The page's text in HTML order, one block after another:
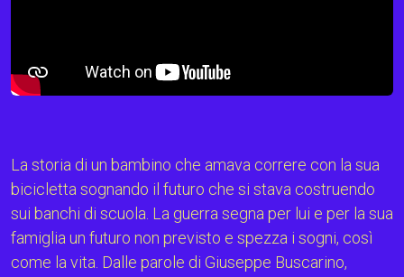
La storia di un bambino che amava correre con la sua
bicicletta sognando il futuro che si stava costruendo
sui banchi di scuola. La guerra segna per lui e per la sua
famiglia un futuro non previsto e spezza i sogni, così
come la vita. Dalle parole di Giuseppe Buscarino,